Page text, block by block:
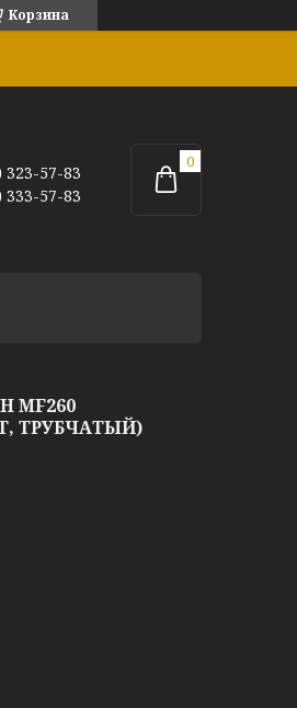
Корзина
323-57-83
333-57-83
MF260
ТРУБЧАТЫЙ)